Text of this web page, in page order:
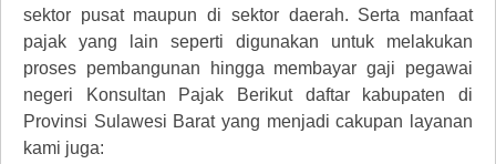
sektor pusat maupun di sektor daerah. Serta manfaat
pajak yang lain seperti digunakan untuk melakukan
proses pembangunan hingga membayar gaji pegawai
negeri Konsultan Pajak Berikut daftar kabupaten di
Provinsi Sulawesi Barat yang menjadi cakupan layanan
kami juga: